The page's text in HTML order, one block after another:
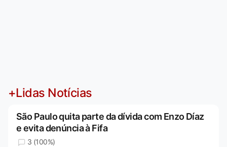
+Lidas Notícias
São Paulo quita parte da dívida com Enzo Díaz
e evita denúncia à Fifa
3 (100%)